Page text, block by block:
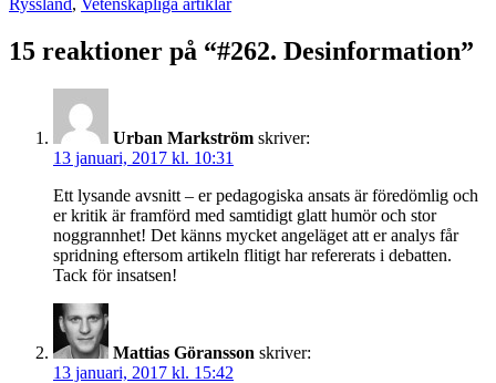
15 reaktioner på “#262. Desinformation”
Urban Markström skriver:
13 januari, 2017 kl. 10:31
Ett lysande avsnitt – er pedagogiska ansats är föredömlig och
er kritik är framförd med samtidigt glatt humör och stor
noggrannhet! Det känns mycket angeläget att er analys får
spridning eftersom artikeln flitigt har refererats i debatten.
Tack för insatsen!
Mattias Göransson skriver:
13 januari, 2017 kl. 15:42